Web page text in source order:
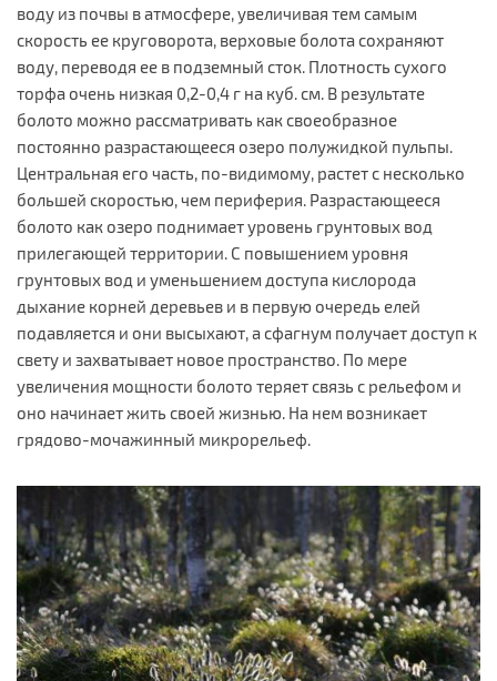
воду из почвы в атмосфере, увеличивая тем самым
скорость ее круговорота, верховые болота сохраняют
воду, переводя ее в подземный сток. Плотность сухого
торфа очень низкая 0,2-0,4 г на куб. см. В результате
болото можно рассматривать как своеобразное
постоянно разрастающееся озеро полужидкой пульпы.
Центральная его часть, по-видимому, растет с несколько
большей скоростью, чем периферия. Разрастающееся
болото как озеро поднимает уровень грунтовых вод
прилегающей территории. С повышением уровня
грунтовых вод и уменьшением доступа кислорода
дыхание корней деревьев и в первую очередь елей
подавляется и они высыхают, а сфагнум получает доступ к
свету и захватывает новое пространство. По мере
увеличения мощности болото теряет связь с рельефом и
оно начинает жить своей жизнью. На нем возникает
грядово-мочажинный микрорельеф.